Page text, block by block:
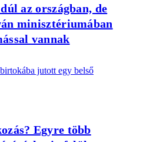
az országban, de
minisztériumában
vannak
jutott egy belső
Egyre több